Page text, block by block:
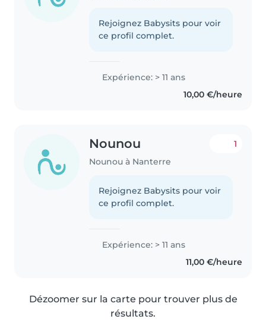
Rejoignez Babysits pour voir
ce profil complet.
Expérience: > 11 ans
10,00 €/heure
Nounou
Nounou à Nanterre
1
Rejoignez Babysits pour voir
ce profil complet.
Expérience: > 11 ans
11,00 €/heure
Dézoomer sur la carte pour trouver plus de
résultats.